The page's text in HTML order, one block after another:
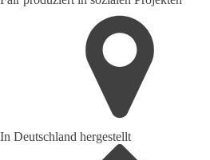
In Deutschland hergestellt